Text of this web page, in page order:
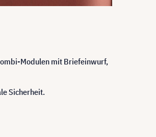
Modulen mit Briefeinwurf,
Sicherheit.